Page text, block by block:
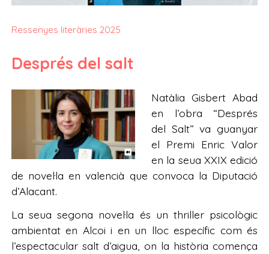
Ressenyes literàries 2025
Després del salt
Natàlia Gisbert Abad
en l’obra “Després
del Salt” va guanyar
el Premi Enric Valor
en la seua XXIX edició
de novel·la en valencià que convoca la Diputació
d’Alacant.
La seua segona novel·la és un thriller psicològic
ambientat en Alcoi i en un lloc específic com és
l’espectacular salt d’aigua, on la història comença